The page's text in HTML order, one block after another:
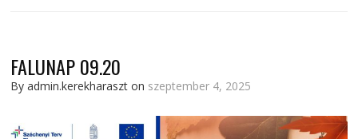
FALUNAP 09.20
By admin.kerekharaszt on szeptember 4, 2025